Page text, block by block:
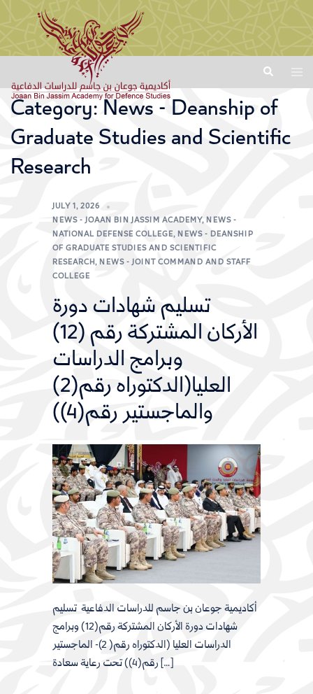
content
Search
Category:News - Deanship of
Graduate Studies and Scientific
Research
JULY 1, 2026
NEWS - JOAAN BIN JASSIM ACADEMY, NEWS -
NATIONAL DEFENSE COLLEGE, NEWS - DEANSHIP
OF GRADUATE STUDIES AND SCIENTIFIC
RESEARCH, NEWS - JOINT COMMAND AND STAFF
COLLEGE
تسليم شهادات دورة
الأركان المشتركة رقم (12)
وبرامج الدراسات
العليا(الدكتوراه رقم(2)
والماجستير رقم(4))
أكاديمية جوعان بن جاسم للدراسات الدفاعية تسليم
شهادات دورة الأركان المشتركة رقم(12) وبرامج
الدراسات العليا (الدكتوراه رقم( 2)- الماجستير
رقم(4)) تحت رعاية سعادة […]